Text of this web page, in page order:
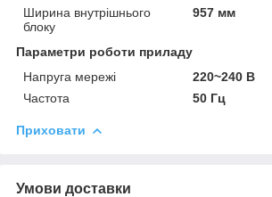
Ширина внутрішнього
блоку
957 мм
Параметри роботи приладу
Напруга мережі
220~240 В
Частота
50 Гц
Приховати
Умови доставки